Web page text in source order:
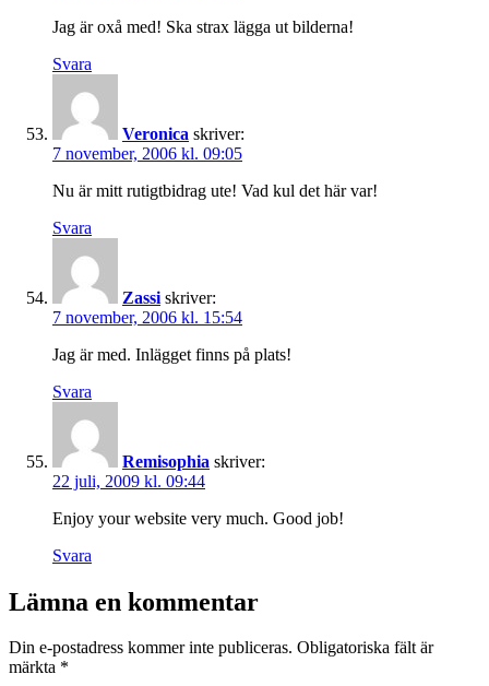
Jag är oxå med! Ska strax lägga ut bilderna!
Svara
Veronica skriver:
7 november, 2006 kl. 09:05
Nu är mitt rutigtbidrag ute! Vad kul det här var!
Svara
Zassi skriver:
7 november, 2006 kl. 15:54
Jag är med. Inlägget finns på plats!
Svara
Remisophia skriver:
22 juli, 2009 kl. 09:44
Enjoy your website very much. Good job!
Svara
Lämna en kommentar
Din e-postadress kommer inte publiceras. Obligatoriska fält är
märkta *